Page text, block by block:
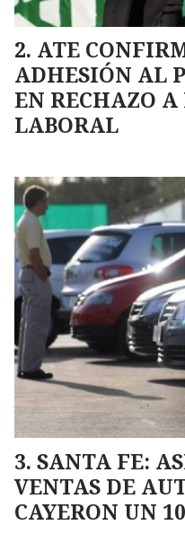
ATE
ADHESIÓN AL
EN RECHAZO
LABORAL
SANTA FE:
VENTAS DE
CAYERON UN